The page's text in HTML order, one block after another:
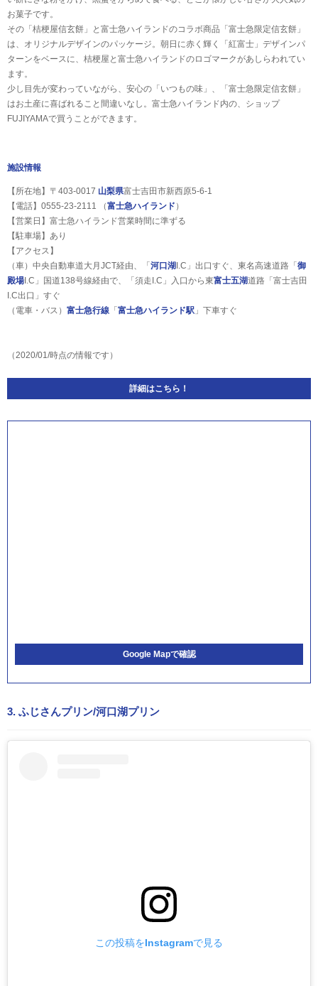
お菓子です。
その「桔梗屋信玄餅」と富士急ハイランドのコラボ商品「富士急限定信玄餅」
は、オリジナルデザインのパッケージ。朝日に赤く輝く「紅富士」デザインパ
ターンをベースに、桔梗屋と富士急ハイランドのロゴマークがあしらわれてい
ます。
少し目先が変わっていながら、安心の「いつもの味」、「富士急限定信玄餅」
はお土産に喜ばれること間違いなし。富士急ハイランド内の、ショップ
FUJIYAMAで買うことができます。
施設情報
【所在地】〒403-0017 山梨県富士吉田市新西原5-6-1
【電話】0555-23-2111 （富士急ハイランド ）
【営業日】富士急ハイランド営業時間に準ずる
【駐車場】あり
【アクセス】
（車）中央自動車道大月JCT経由、「河口湖I.C」出口すぐ、東名高速道路「御
殿場I.C」国道138号線経由で、「須走I.C」入口から東富士五湖道路「富士吉田
I.C出口」すぐ
（電車・バス） 富士急行線 「富士急ハイランド駅 」下車すぐ
（2020/01/時点の情報です）
詳細はこちら！
Google Mapで確認
3. ふじさんプリン/河口湖プリン
この投稿をInstagramで見る